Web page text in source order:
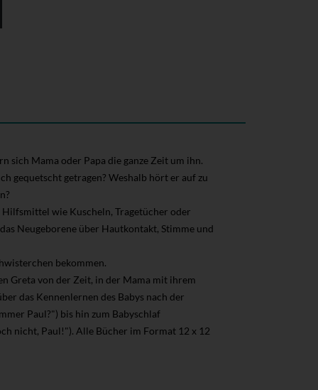
sich Mama oder Papa die ganze Zeit um ihn.
gequetscht getragen? Weshalb hört er auf zu
wie Kuscheln, Tragetücher oder
Neugeborene über Hautkontakt, Stimme und
bekommen.
Greta von der Zeit, in der Mama mit ihrem
das Kennenlernen des Babys nach der
Paul?") bis hin zum Babyschlaf
nicht, Paul!"). Alle Bücher im Format 12 x 12